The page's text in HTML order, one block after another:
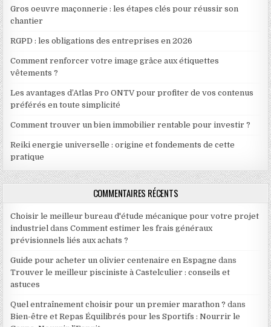
Gros oeuvre maçonnerie : les étapes clés pour réussir son
chantier
RGPD : les obligations des entreprises en 2026
Comment renforcer votre image grâce aux étiquettes
vêtements ?
Les avantages d’Atlas Pro ONTV pour profiter de vos contenus
préférés en toute simplicité
Comment trouver un bien immobilier rentable pour investir ?
Reiki energie universelle : origine et fondements de cette
pratique
COMMENTAIRES RÉCENTS
Choisir le meilleur bureau d'étude mécanique pour votre projet
industriel dansComment estimer les frais généraux
prévisionnels liés aux achats ?
Guide pour acheter un olivier centenaire en Espagne dans
Trouver le meilleur pisciniste à Castelculier : conseils et
astuces
Quel entraînement choisir pour un premier marathon ? dans
Bien-être et Repas Équilibrés pour les Sportifs : Nourrir le